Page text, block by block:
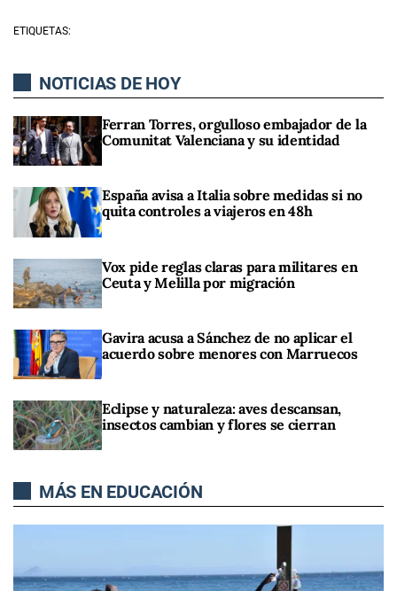
ETIQUETAS:
NOTICIAS DE HOY
Ferran Torres, orgulloso embajador de la
Comunitat Valenciana y su identidad
España avisa a Italia sobre medidas si no
quita controles a viajeros en 48h
Vox pide reglas claras para militares en
Ceuta y Melilla por migración
Gavira acusa a Sánchez de no aplicar el
acuerdo sobre menores con Marruecos
Eclipse y naturaleza: aves descansan,
insectos cambian y flores se cierran
MÁS EN EDUCACIÓN